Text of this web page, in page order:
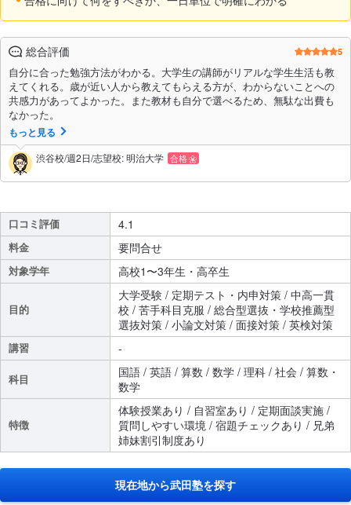
総合評価 5
自分に合った勉強方法がわかる。大学生の講師がリアルな学生生活も教
えてくれる。歳が近い人から教えてもらえる方が、わからないことへの
共感力があってよかった。また教材も自分で選べるため、無駄な出費も
なかった。
もっと見る
渋谷校/週2日/志望校: 明治大学 合格
口コミ評価 4.1
料金 要問合せ
対象学年 高校1〜3年生・高卒生
目的
大学受験 / 定期テスト・内申対策 / 中高一貫
校 / 苦手科目克服 / 総合型選抜・学校推薦型
選抜対策 / 小論文対策 / 面接対策 / 英検対策
講習 -
科目
国語 / 英語 / 算数 / 数学 / 理科 / 社会 / 算数・
数学
特徴
体験授業あり / 自習室あり / 定期面談実施 /
質問しやすい環境 / 宿題チェックあり / 兄弟
姉妹割引制度あり
現在地から武田塾を探す